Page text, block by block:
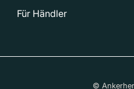
Für Händler
©